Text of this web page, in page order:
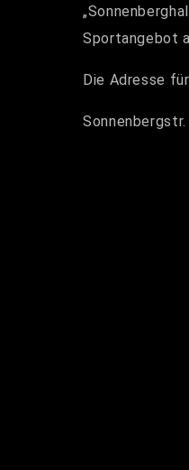
Sportangebot
Die Adresse